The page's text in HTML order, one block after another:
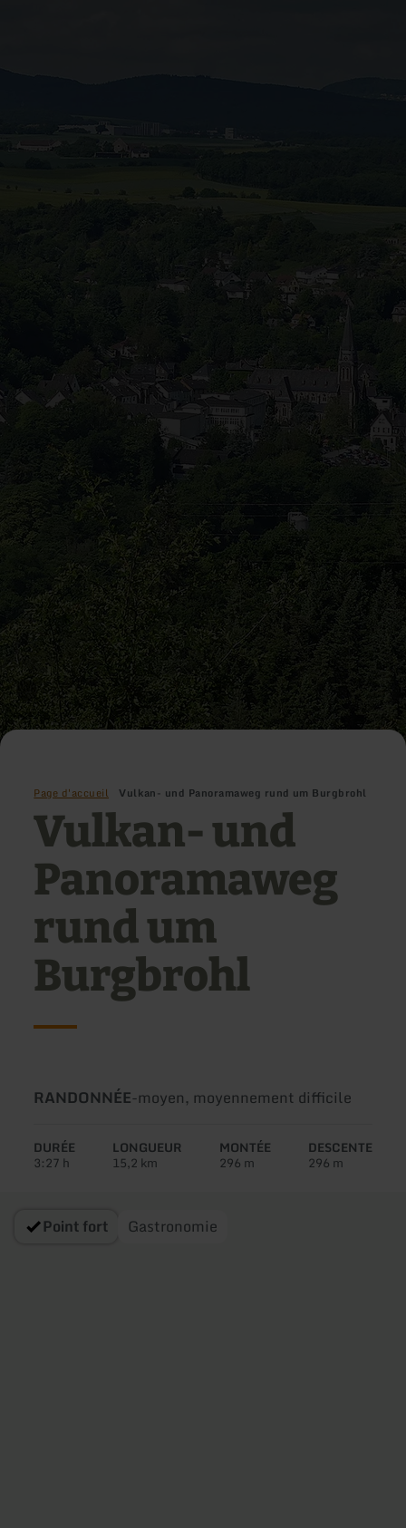
Page d'accueil Vulkan- und Panoramaweg rund um Burgbrohl
Vulkan- und
Panoramaweg
rund um
Burgbrohl
Type
circuit:
RANDONNÉE-Difficulté:
moyen, moyennement difficile
DURÉE
3:27 h
LONGUEUR
15,2 km
MONTÉE
296 m
DESCENTE
296 m
Point fort Gastronomie